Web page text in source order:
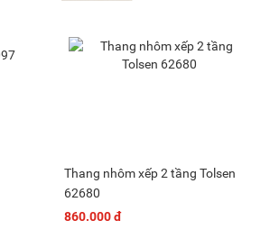
Thang nhôm xếp 2 tầng Tolsen
62680
860.000 đ